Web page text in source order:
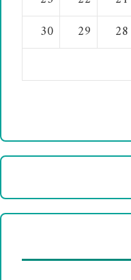
28
29
30